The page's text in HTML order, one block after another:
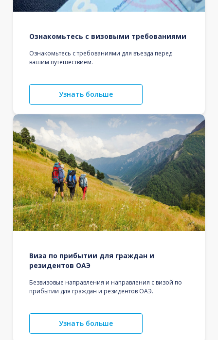
Ознакомьтесь с визовыми требованиями
Ознакомьтесь с требованиями для въезда перед
вашим путешествием.
Узнать больше
Виза по прибытии для граждан и
резидентов ОАЭ
Безвизовые направления и направления с визой по
прибытии для граждан и резидентов ОАЭ.
Узнать больше